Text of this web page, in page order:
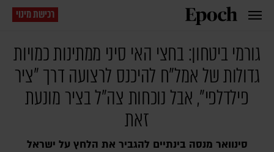
רכישת מינוי
גורמי ביטחון: בחצי האי סיני ממתינות כמויות
גדולות של אמל"ח להיכנס לרצועה דרך "ציר
פילדלפי", אבל נוכחות צה"ל בציר מונעת
זאת
סינוואר מנסה בינתיים להגביר את הלחץ על ישראל